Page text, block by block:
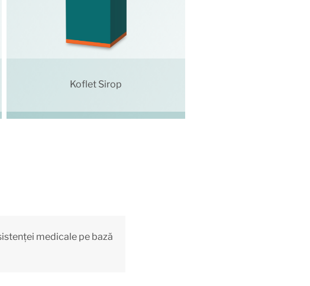
Koflet Sirop
medicale pe bază